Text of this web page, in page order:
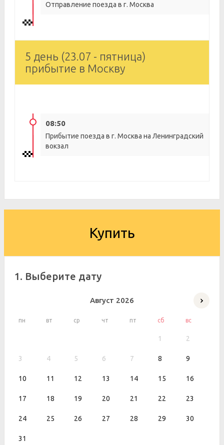
Отправление поезда в г. Москва
5 день (23.07 - пятница)
прибытие в Москву
08:50
Прибытие поезда в г. Москва на Ленинградский
вокзал
Купить
1. Выберите дату
Август 2026
пн вт ср чт пт сб вс
1 2
3 4 5 6 7 8 9
10 11 12 13 14 15 16
17 18 19 20 21 22 23
24 25 26 27 28 29 30
31